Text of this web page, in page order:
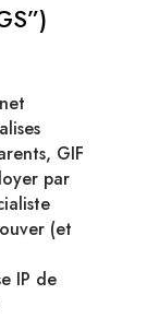
GIF
par
(et
IP de